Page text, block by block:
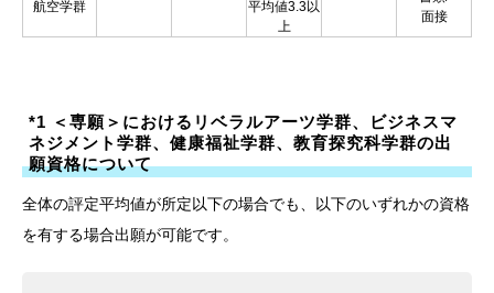
航空学群
平均値3.3以
上
面接
*1 ＜専願＞におけるリベラルアーツ学群、ビジネスマ
ネジメント学群、健康福祉学群、教育探究科学群の出
願資格について
全体の評定平均値が所定以下の場合でも、以下のいずれかの資格
を有する場合出願が可能です。